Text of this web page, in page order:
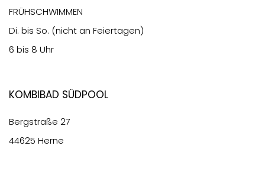
FRÜHSCHWIMMEN
Di. bis So. (nicht an Feiertagen)
6 bis 8 Uhr
Kombibad Südpool
Bergstraße 27
44625 Herne